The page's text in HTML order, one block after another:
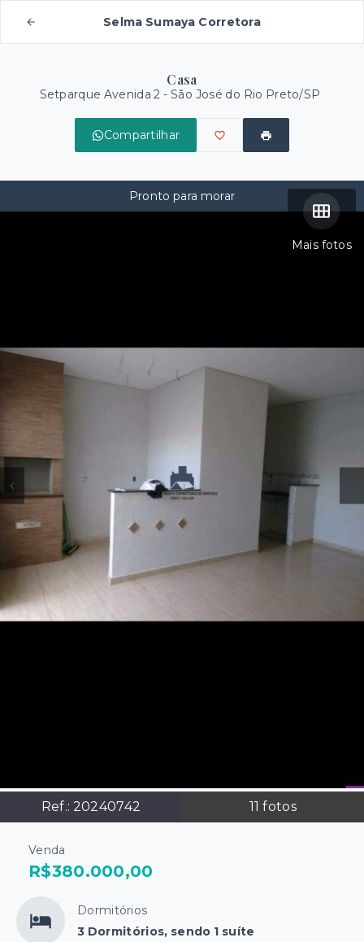
Selma Sumaya Corretora
Casa
Setparque Avenida 2 - São José do Rio Preto/SP
Compartilhar
Mais fotos
Ref.: 20240742 11 fotos
Pronto para morar
Venda
R$380.000,00
Dormitórios
3 Dormitórios, sendo 1 suíte